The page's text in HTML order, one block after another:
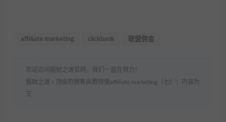
affiliate marketing clickbank 联盟佣金
欢迎访问掘财之道官网，我们一直在努力！
掘财之道 »
顶级的销售商教你做affiliate marketing（七）：内容为
王